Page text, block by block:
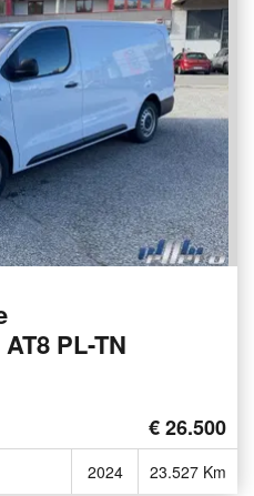
PL-TN
€ 26.500
2024 23.527 Km